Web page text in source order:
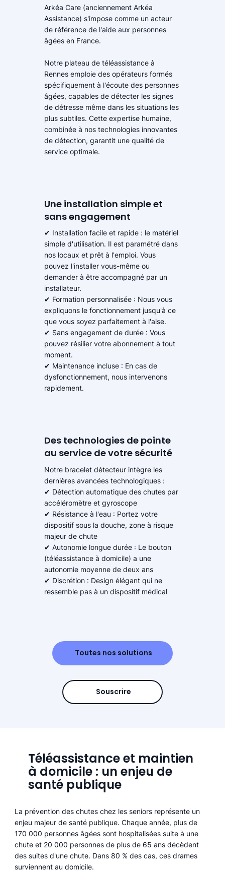
Arkéa Care (anciennement Arkéa
Assistance) s'impose comme un acteur
de référence de l'aide aux personnes
âgées en France.
Notre plateau de téléassistance à
Rennes emploie des opérateurs formés
spécifiquement à l'écoute des personnes
âgées, capables de détecter les signes
de détresse même dans les situations les
plus subtiles. Cette expertise humaine,
combinée à nos technologies innovantes
de détection, garantit une qualité de
service optimale.
Une installation simple et
sans engagement
✔ Installation facile et rapide : le matériel
simple d'utilisation. Il est paramétré dans
nos locaux et prêt à l'emploi. Vous
pouvez l'installer vous-même ou
demander à être accompagné par un
installateur.
✔ Formation personnalisée : Nous vous
expliquons le fonctionnement jusqu'à ce
que vous soyez parfaitement à l'aise.
✔ Sans engagement de durée : Vous
pouvez résilier votre abonnement à tout
moment.
✔ Maintenance incluse : En cas de
dysfonctionnement, nous intervenons
rapidement.
Des technologies de pointe
au service de votre sécurité
Notre bracelet détecteur intègre les
dernières avancées technologiques :
✔ Détection automatique des chutes par
accéléromètre et gyroscope
✔ Résistance à l'eau : Portez votre
dispositif sous la douche, zone à risque
majeur de chute
✔ Autonomie longue durée : Le bouton
(téléassistance à domicile) a une
autonomie moyenne de deux ans
✔ Discrétion : Design élégant qui ne
ressemble pas à un dispositif médical
Toutes nos solutions
Souscrire
Téléassistance et maintien
à domicile : un enjeu de
santé publique
La prévention des chutes chez les seniors représente un
enjeu majeur de santé publique. Chaque année, plus de
170 000 personnes âgées sont hospitalisées suite à une
chute et 20 000 personnes de plus de 65 ans décèdent
des suites d'une chute. Dans 80 % des cas, ces drames
surviennent au domicile.